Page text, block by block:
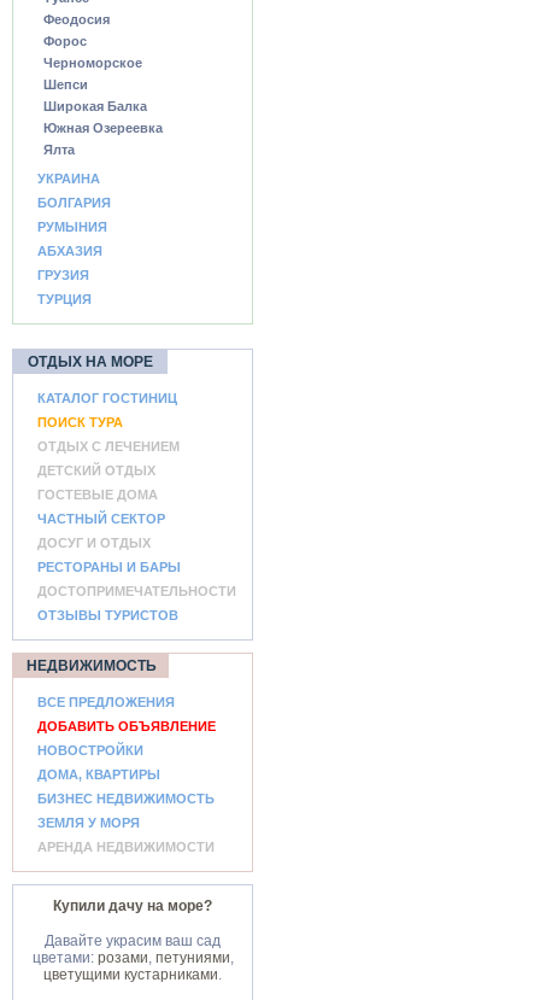
Феодосия
Форос
Черноморское
Шепси
Широкая Балка
Южная Озереевка
Ялта
УКРАИНА
БОЛГАРИЯ
РУМЫНИЯ
АБХАЗИЯ
ГРУЗИЯ
ТУРЦИЯ
ОТДЫХ НА МОРЕ
КАТАЛОГ ГОСТИНИЦ
ПОИСК ТУРА
ОТДЫХ С ЛЕЧЕНИЕМ
ДЕТСКИЙ ОТДЫХ
ГОСТЕВЫЕ ДОМА
ЧАСТНЫЙ СЕКТОР
ДОСУГ И ОТДЫХ
РЕСТОРАНЫ И БАРЫ
ДОСТОПРИМЕЧАТЕЛЬНОСТИ
ОТЗЫВЫ ТУРИСТОВ
НЕДВИЖИМОСТЬ
ВСЕ ПРЕДЛОЖЕНИЯ
ДОБАВИТЬ ОБЪЯВЛЕНИЕ
НОВОСТРОЙКИ
ДОМА, КВАРТИРЫ
БИЗНЕС НЕДВИЖИМОСТЬ
ЗЕМЛЯ У МОРЯ
АРЕНДА НЕДВИЖИМОСТИ
Купили дачу на море?
Давайте украсим ваш сад
цветами: розами, петуниями,
цветущими кустарниками.